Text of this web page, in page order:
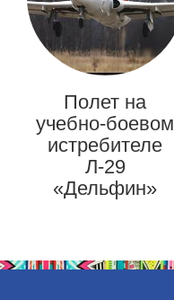
Полет на
учебно-боевом
истребителе
Л-29
«Дельфин»